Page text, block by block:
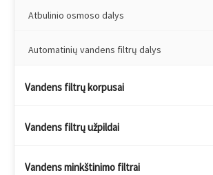
Atbulinio osmoso dalys
Automatinių vandens filtrų dalys
Vandens filtrų korpusai
Vandens filtrų užpildai
Vandens minkštinimo filtrai